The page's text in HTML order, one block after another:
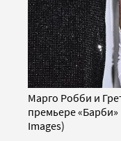
Марго Робби и
премьере
Images)